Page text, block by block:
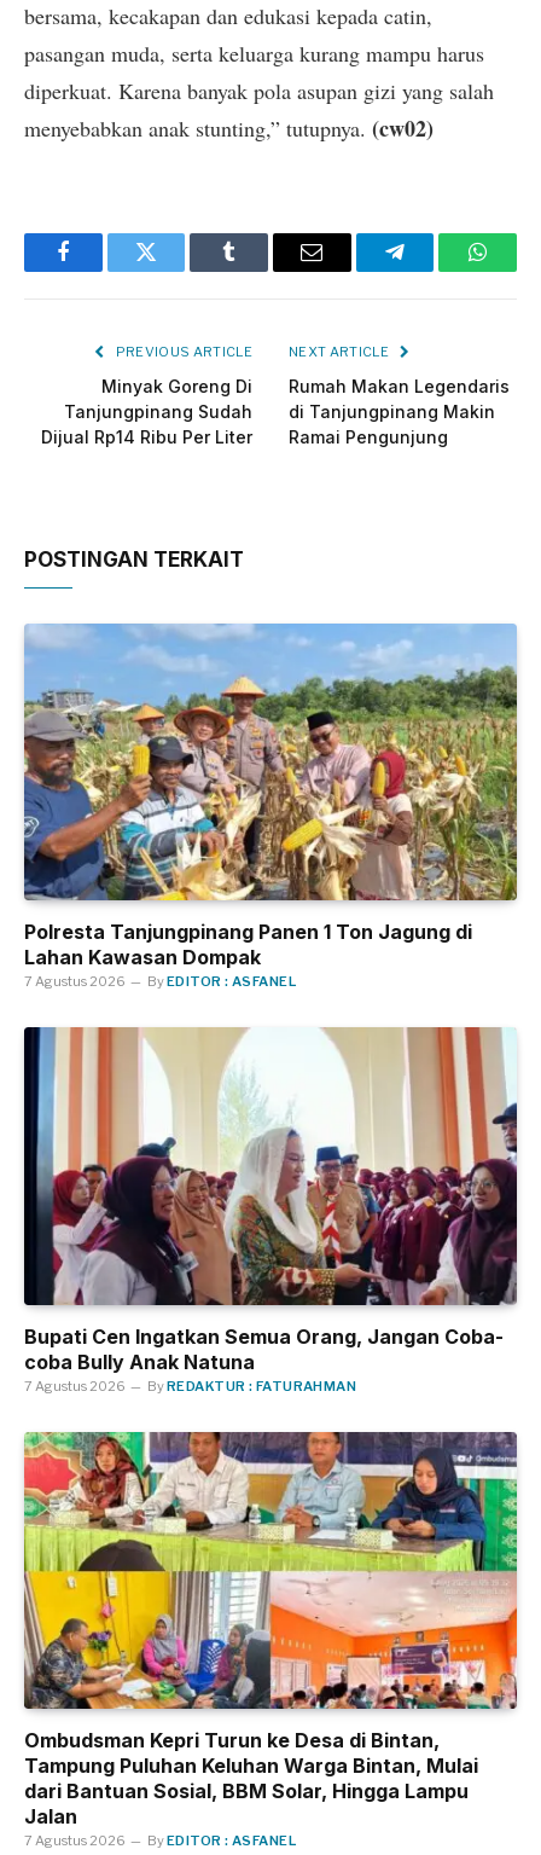
bersama, kecakapan dan edukasi kepada catin,
pasangan muda, serta keluarga kurang mampu harus
diperkuat. Karena banyak pola asupan gizi yang salah
menyebabkan anak stunting,” tutupnya. (cw02)
FacebookTwitter Tumblr Email Telegram
PREVIOUS ARTICLE
Minyak Goreng Di
Tanjungpinang Sudah
Dijual Rp14 Ribu Per Liter
NEXT ARTICLE
Rumah Makan Legendaris
di Tanjungpinang Makin
Ramai Pengunjung
POSTINGAN TERKAIT
Polresta Tanjungpinang Panen 1 Ton Jagung di
Lahan Kawasan Dompak
7 Agustus 2026 ByEDITOR : ASFANEL
Bupati Cen Ingatkan Semua Orang, Jangan Coba-
coba Bully Anak Natuna
7 Agustus 2026 ByREDAKTUR : FATURAHMAN
Ombudsman Kepri Turun ke Desa di Bintan,
Tampung Puluhan Keluhan Warga Bintan, Mulai
dari Bantuan Sosial, BBM Solar, Hingga Lampu
Jalan
7 Agustus 2026 ByEDITOR : ASFANEL